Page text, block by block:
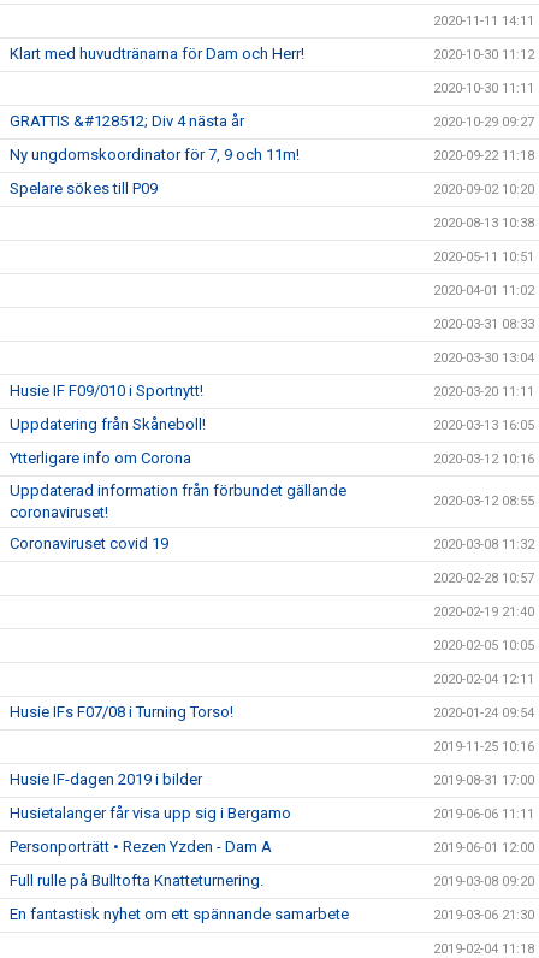
2020-11-11 14:11
Klart med huvudtränarna för Dam och Herr! 2020-10-30 11:12
2020-10-30 11:11
GRATTIS &#128512; Div 4 nästa år 2020-10-29 09:27
Ny ungdomskoordinator för 7, 9 och 11m! 2020-09-22 11:18
Spelare sökes till P09 2020-09-02 10:20
2020-08-13 10:38
2020-05-11 10:51
2020-04-01 11:02
2020-03-31 08:33
2020-03-30 13:04
Husie IF F09/010 i Sportnytt! 2020-03-20 11:11
Uppdatering från Skåneboll! 2020-03-13 16:05
Ytterligare info om Corona 2020-03-12 10:16
Uppdaterad information från förbundet gällande
coronaviruset!
2020-03-12 08:55
Coronaviruset covid 19 2020-03-08 11:32
2020-02-28 10:57
2020-02-19 21:40
2020-02-05 10:05
2020-02-04 12:11
Husie IFs F07/08 i Turning Torso! 2020-01-24 09:54
2019-11-25 10:16
Husie IF-dagen 2019 i bilder 2019-08-31 17:00
Husietalanger får visa upp sig i Bergamo 2019-06-06 11:11
Personporträtt • Rezen Yzden - Dam A 2019-06-01 12:00
Full rulle på Bulltofta Knatteturnering. 2019-03-08 09:20
En fantastisk nyhet om ett spännande samarbete 2019-03-06 21:30
2019-02-04 11:18